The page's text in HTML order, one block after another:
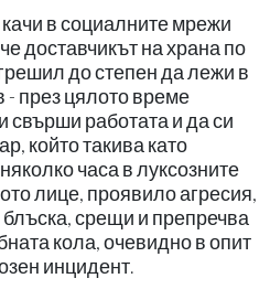
в социалните мрежи
доставчикът на храна по
до степен да лежи в
- през цялото време
свърши работата и да си
който такива като
часа в луксозните
лице, проявило агресия,
блъска, срещи и препречва
кола, очевидно в опит
инцидент.